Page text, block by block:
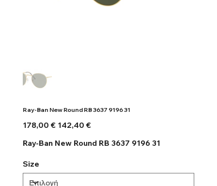
Ray-Ban New Round RB 3637 9196 31
Αρχική
τιμή
178,00 €
Τιμή
έκπτωσης
142,40 €
Ray-Ban New Round RB 3637 9196 31
Size